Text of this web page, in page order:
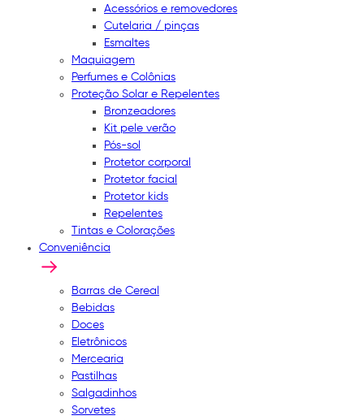
Acessórios e removedores
Cutelaria / pinças
Esmaltes
Maquiagem
Perfumes e Colônias
Proteção Solar e Repelentes
Bronzeadores
Kit pele verão
Pós-sol
Protetor corporal
Protetor facial
Protetor kids
Repelentes
Tintas e Colorações
Conveniência
Barras de Cereal
Bebidas
Doces
Eletrônicos
Mercearia
Pastilhas
Salgadinhos
Sorvetes